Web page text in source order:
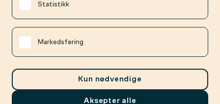
Statistikk
Markedsføring
Kun nødvendige
Aksepter alle